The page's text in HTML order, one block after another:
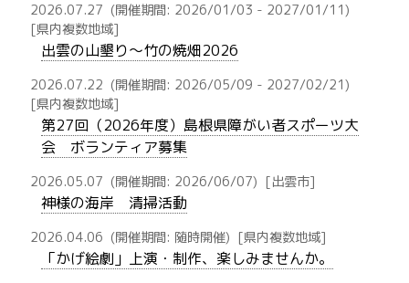
2026.07.27 (開催期間: 2026/01/03 - 2027/01/11)
[県内複数地域]
出雲の山墾り〜竹の焼畑2026
2026.07.22 (開催期間: 2026/05/09 - 2027/02/21)
[県内複数地域]
第27回（2026年度）島根県障がい者スポーツ大
会 ボランティア募集
2026.05.07 (開催期間: 2026/06/07) [出雲市]
神様の海岸 清掃活動
2026.04.06 (開催期間: 随時開催) [県内複数地域]
「かげ絵劇」上演・制作、楽しみませんか。